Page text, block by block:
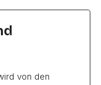
von den